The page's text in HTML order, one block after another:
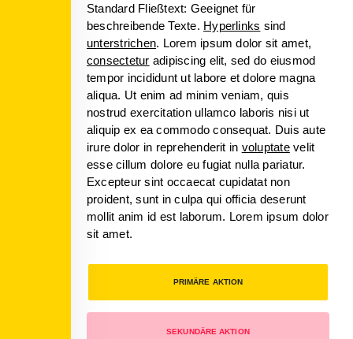
Standard Fließtext: Geeignet für
beschreibende Texte. Hyperlinks sind
unterstrichen. Lorem ipsum dolor sit amet,
consectetur adipiscing elit, sed do eiusmod
tempor incididunt ut labore et dolore magna
aliqua. Ut enim ad minim veniam, quis
nostrud exercitation ullamco laboris nisi ut
aliquip ex ea commodo consequat. Duis aute
irure dolor in reprehenderit in voluptatevelit
esse cillum dolore eu fugiat nulla pariatur.
Excepteur sint occaecat cupidatat non
proident, sunt in culpa qui officia deserunt
mollit anim id est laborum. Lorem ipsum dolor
sit amet.
PRIMÄRE AKTION
SEKUNDÄRE AKTION